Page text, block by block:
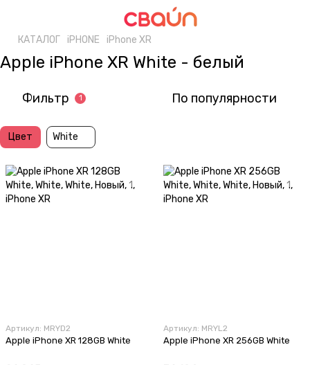
КАТАЛОГ iPHONE iPhone XR
Apple iPhone XR White - белый
Фильтр 1 По популярности
Цвет White
Артикул: MRYD2
Apple iPhone XR 128GB White
Артикул: MRYL2
Apple iPhone XR 256GB White